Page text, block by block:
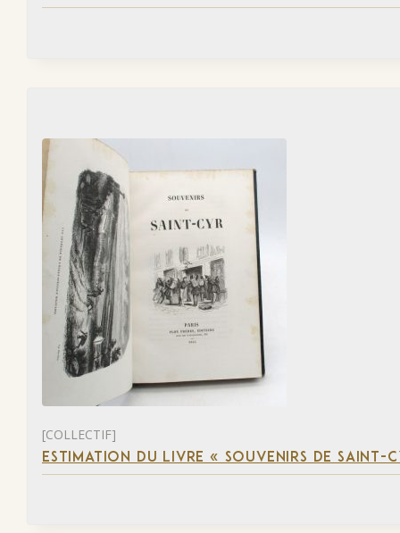
[COLLECTIF]
ESTIMATION DU LIVRE « SOUVENIRS DE SAINT-